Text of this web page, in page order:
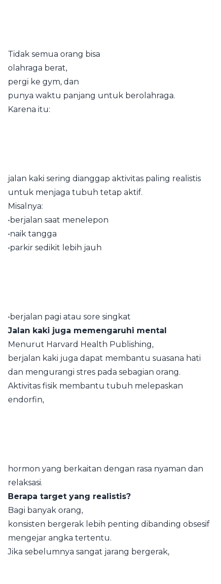
Tidak semua orang bisa
olahraga berat,
pergi ke gym, dan
punya waktu panjang untuk berolahraga.
Karena itu:
jalan kaki sering dianggap aktivitas paling realistis
untuk menjaga tubuh tetap aktif.
Misalnya:
•berjalan saat menelepon
•naik tangga
•parkir sedikit lebih jauh
•berjalan pagi atau sore singkat
Jalan kaki juga memengaruhi mental
Menurut Harvard Health Publishing⁠,
berjalan kaki juga dapat membantu suasana hati
dan mengurangi stres pada sebagian orang.
Aktivitas fisik membantu tubuh melepaskan
endorfin,
hormon yang berkaitan dengan rasa nyaman dan
relaksasi.
Berapa target yang realistis?
Bagi banyak orang,
konsisten bergerak lebih penting dibanding obsesif
mengejar angka tertentu.
Jika sebelumnya sangat jarang bergerak,